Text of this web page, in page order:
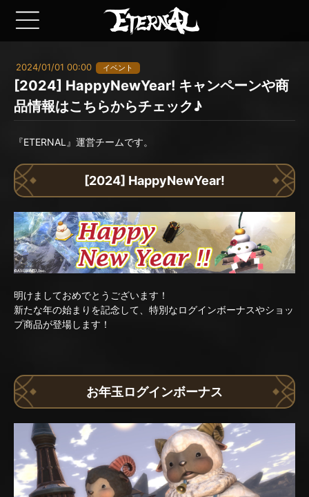
2024/01/01 00:00 イベント
[2024] HappyNewYear! キャンペーンや商
品情報はこちらからチェック♪
『ETERNAL』運営チームです。
[2024] HappyNewYear!
明けましておめでとうございます！
新たな年の始まりを記念して、特別なログインボーナスやショッ
プ商品が登場します！
お年玉ログインボーナス